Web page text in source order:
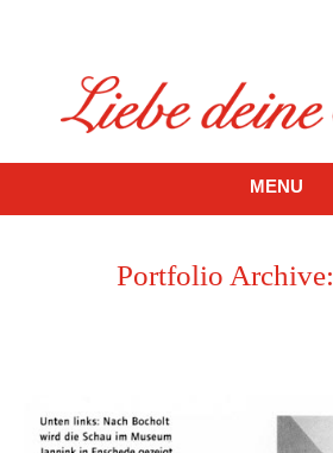
MENU
Portfolio Archive: